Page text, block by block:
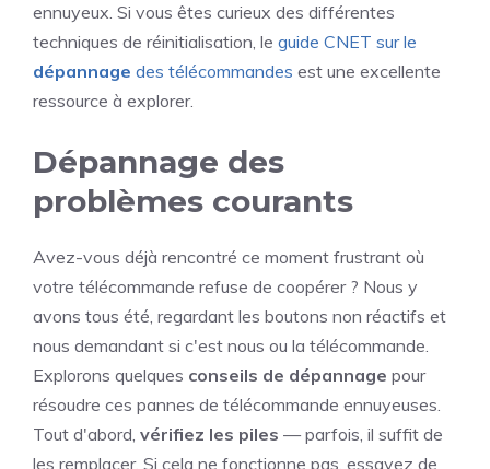
ennuyeux. Si vous êtes curieux des différentes
techniques de réinitialisation, le guide CNET sur le
dépannage des télécommandes est une excellente
ressource à explorer.
Dépannage des
problèmes courants
Avez-vous déjà rencontré ce moment frustrant où
votre télécommande refuse de coopérer ? Nous y
avons tous été, regardant les boutons non réactifs et
nous demandant si c'est nous ou la télécommande.
Explorons quelques conseils de dépannage pour
résoudre ces pannes de télécommande ennuyeuses.
Tout d'abord, vérifiez les piles — parfois, il suffit de
les remplacer. Si cela ne fonctionne pas, essayez de